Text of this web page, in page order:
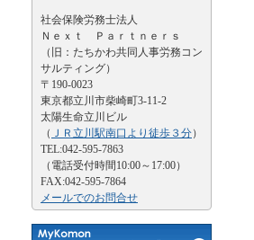
社会保険労務士法人
Ｎｅｘｔ Ｐａｒｔｎｅｒｓ
（旧：たちかわ共同人事労務コン
サルティング）
〒190-0023
東京都立川市柴崎町3-11-2
太陽生命立川ビル
（ ＪＲ立川駅南口より徒歩３分）
TEL:042-595-7863
（電話受付時間10:00～17:00）
FAX:042-595-7864
メールでのお問合せ